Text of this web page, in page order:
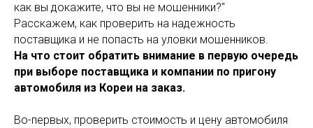
как вы докажите, что вы не мошенники?"
Расскажем, как проверить на надежность
поставщика и не попасть на уловки мошенников.
На что стоит обратить внимание в первую очередь
при выборе поставщика и компании по пригону
автомобиля из Кореи на заказ.
Во-первых, проверить стоимость и цену автомобиля